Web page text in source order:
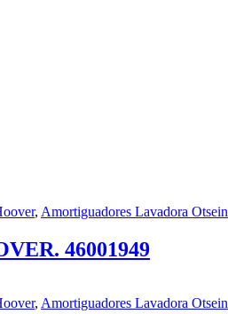
, Amortiguadores Lavadora Otsein
46001949
, Amortiguadores Lavadora Otsein